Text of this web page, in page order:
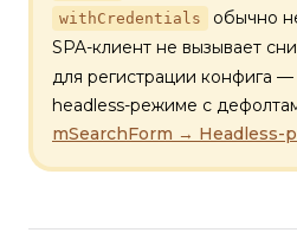
withCredentials
обычно
SPA-клиент не вызывает
для регистрации конфига —
headless-режиме с
mSearchForm → Headless-